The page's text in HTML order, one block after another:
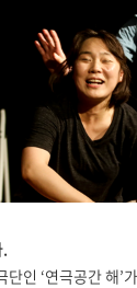
.
인 ‘연극공간 해’